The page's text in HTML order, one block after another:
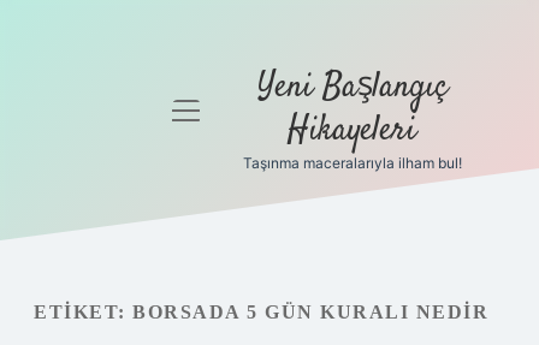
Gizlilik
Yasal Uyarı
menüyü
Yeni Başlangıç
Hikayeleri
Taşınma maceralarıyla ilham bul!
ETIKET: BORSADA 5 GÜN KURALI NEDIR